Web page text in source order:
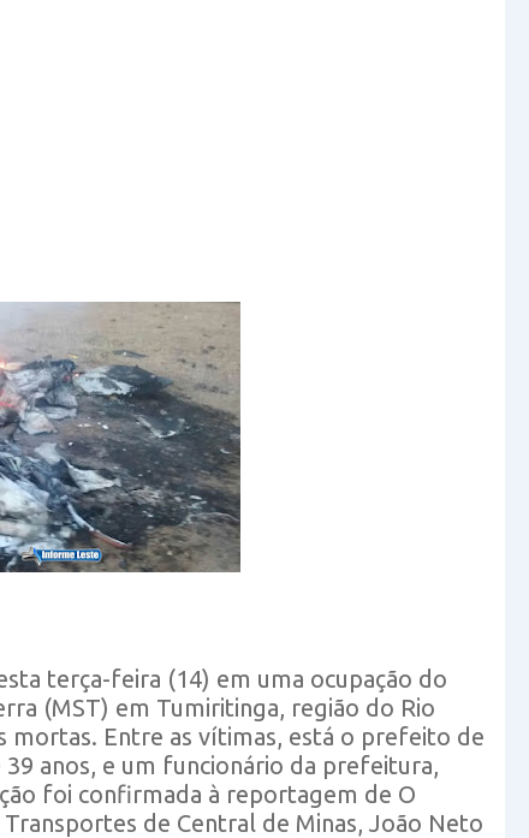
terça-feira (14) em uma ocupação do
(MST) em Tumiritinga, região do Rio
mortas. Entre as vítimas, está o prefeito de
39 anos, e um funcionário da prefeitura,
foi confirmada à reportagem de O
de Central de Minas, João Neto